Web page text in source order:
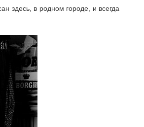
здесь, в родном городе, и всегда